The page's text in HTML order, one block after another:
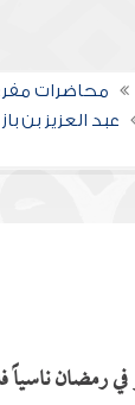
محاضرات
عبد العزيز بن باز
رمضان ناسياً